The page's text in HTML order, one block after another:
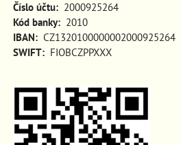
Číslo účtu: 2000925264
Kód banky: 2010
IBAN: CZ1320100000002000925264
SWIFT: FIOBCZPPXXX